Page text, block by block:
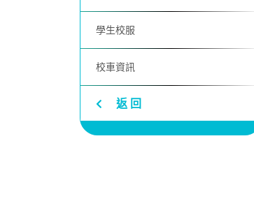
學生校服
校車資訊
返 回